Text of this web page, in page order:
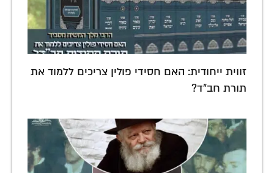
זווית ייחודית: האם חסידי פולין צריכים ללמוד את
תורת חב"ד?